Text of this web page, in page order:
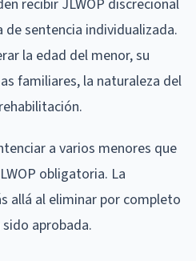
recibir JLWOP discrecional
de sentencia individualizada.
la edad del menor, su
familiares, la naturaleza del
a varios menores que
obligatoria. La
allá al eliminar por completo
sido aprobada.